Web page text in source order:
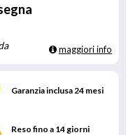
maggiori info
Garanzia inclusa 24 mesi
Reso fino a 14 giorni